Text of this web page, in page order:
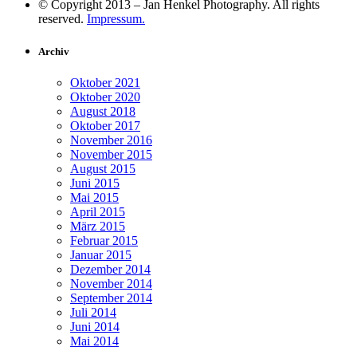
© Copyright 2013 – Jan Henkel Photography. All rights
reserved. Impressum.
Archiv
Oktober 2021
Oktober 2020
August 2018
Oktober 2017
November 2016
November 2015
August 2015
Juni 2015
Mai 2015
April 2015
März 2015
Februar 2015
Januar 2015
Dezember 2014
November 2014
September 2014
Juli 2014
Juni 2014
Mai 2014